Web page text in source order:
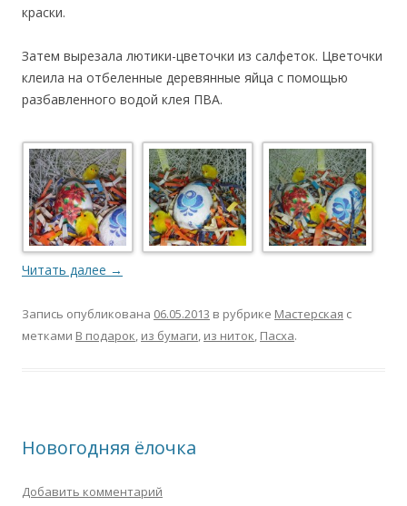
краски.
Затем вырезала лютики-цветочки из салфеток. Цветочки
клеила на отбеленные деревянные яйца с помощью
разбавленного водой клея ПВА.
Читать далее →
Запись опубликована 06.05.2013 в рубрике Мастерская с
метками В подарок, из бумаги, из ниток, Пасха.
Новогодняя ёлочка
Добавить комментарий